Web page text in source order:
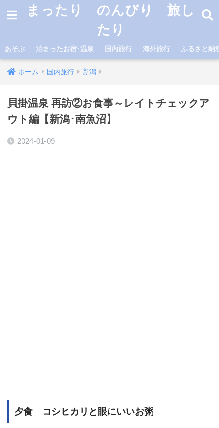
まったり のんびり 旅し
たり
あそぶ 泊まったお宿･温泉 国内旅行 海外旅行 ふるさと納
ホーム 国内旅行 新潟
貝掛温泉 再訪②お食事～レイトチェックア
ウト編【新潟･南魚沼】
2024-01-09
夕食 コシヒカリと眼にいいお粥